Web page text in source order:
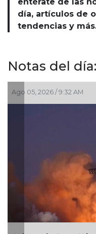
día, artículos de
tendencias y
Notas del día:
Ago 05, 2026 / 9:32 AM